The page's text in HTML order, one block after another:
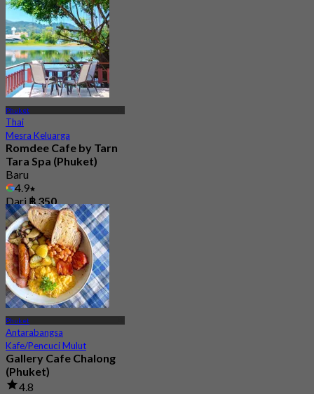
Phuket
Thai
Mesra Keluarga
Romdee Cafe by Tarn
Tara Spa (Phuket)
Baru
4.9
Dari฿ 350
Phuket
Antarabangsa
Kafe/Pencuci Mulut
Gallery Cafe Chalong
(Phuket)
4.8